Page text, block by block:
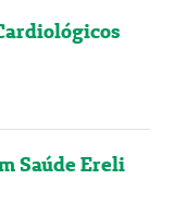
Saúde Ereli